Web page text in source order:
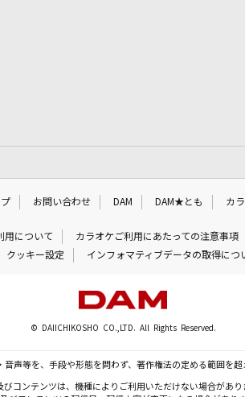
お問い合わせ DAM DAM★とも カ
用について カラオケご利用にあたっての注意事項
クッキー設定 インフォマティブデータの取得につ
© DAIICHIKOSHO CO.,LTD. All Rights Reserved.
声等を、手段や形態を問わず、著作権法の定める範囲を
びコンテンツは、機種によりご利用いただけない場合があり